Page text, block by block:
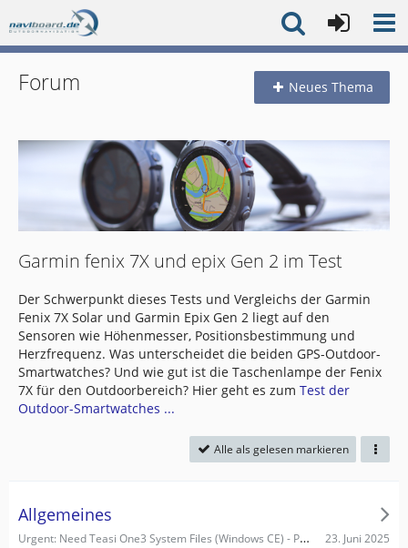
Forum Neues Thema
Garmin fenix 7X und epix Gen 2 im Test
Der Schwerpunkt dieses Tests und Vergleichs der Garmin
Fenix 7X Solar und Garmin Epix Gen 2 liegt auf den
Sensoren wie Höhenmesser, Positionsbestimmung und
Herzfrequenz. Was unterscheidet die beiden GPS-Outdoor-
Smartwatches? Und wie gut ist die Taschenlampe der Fenix
7X für den Outdoorbereich? Hier geht es zum Test der
Outdoor-Smartwatches ...
Alle als gelesen markieren
Allgemeines
Urgent: Need Teasi One3 System Files (Windows CE) - PC recognizes it as Mass Storage! 23. Juni 2025